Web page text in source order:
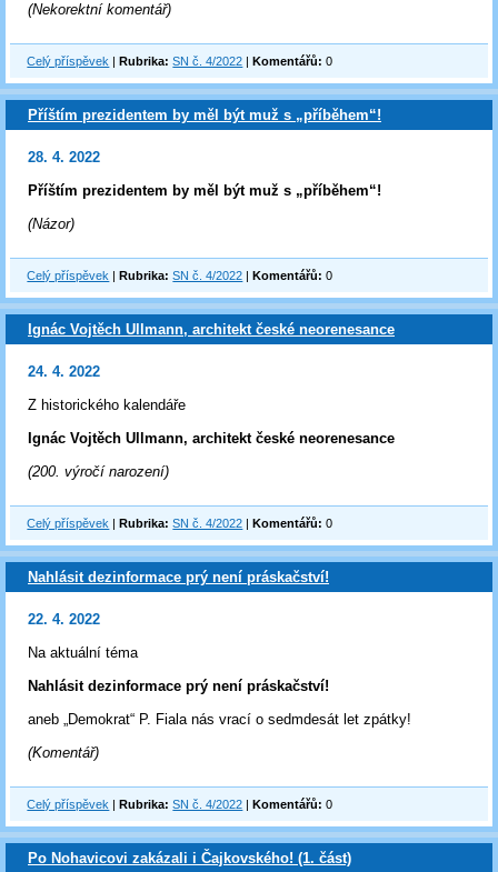
(Nekorektní komentář)
Celý příspěvek |Rubrika: SN č. 4/2022 |Komentářů: 0
Příštím prezidentem by měl být muž s „příběhem“!
28. 4. 2022
Příštím prezidentem by měl být muž s „příběhem“!
(Názor)
Celý příspěvek |Rubrika: SN č. 4/2022 |Komentářů: 0
Ignác Vojtěch Ullmann, architekt české neorenesance
24. 4. 2022
Z historického kalendáře
Ignác Vojtěch Ullmann, architekt české neorenesance
(200. výročí narození)
Celý příspěvek |Rubrika: SN č. 4/2022 |Komentářů: 0
Nahlásit dezinformace prý není práskačství!
22. 4. 2022
Na aktuální téma
Nahlásit dezinformace prý není práskačství!
aneb „Demokrat“ P. Fiala nás vrací o sedmdesát let zpátky!
(Komentář)
Celý příspěvek |Rubrika: SN č. 4/2022 |Komentářů: 0
Po Nohavicovi zakázali i Čajkovského! (1. část)